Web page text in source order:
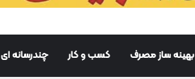
بهینه ساز مصرف کسب و کار چندرسانه ای